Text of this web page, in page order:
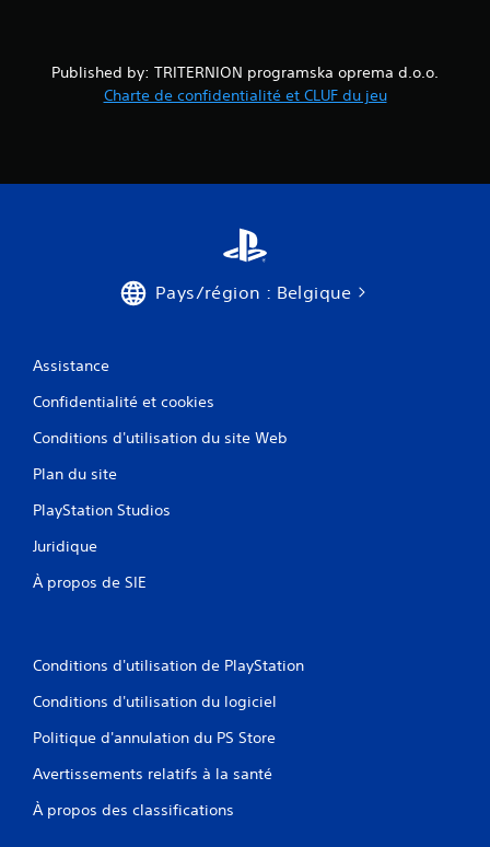
Published by: TRITERNION programska oprema d.o.o.
Charte de confidentialité et CLUF du jeu
Pays/région : Belgique
Assistance
Confidentialité et cookies
Conditions d'utilisation du site Web
Plan du site
PlayStation Studios
Juridique
À propos de SIE
Conditions d'utilisation de PlayStation
Conditions d'utilisation du logiciel
Politique d'annulation du PS Store
Avertissements relatifs à la santé
À propos des classifications